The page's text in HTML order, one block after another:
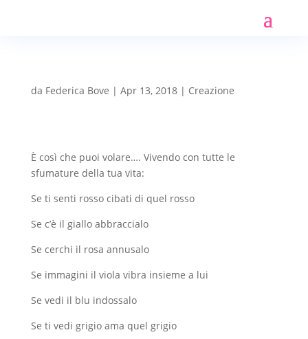
da Federica Bove | Apr 13, 2018| Creazione
È così che puoi volare…. Vivendo con tutte le
sfumature della tua vita:
Se ti senti rosso cibati di quel rosso
Se c’è il giallo abbraccialo
Se cerchi il rosa annusalo
Se immagini il viola vibra insieme a lui
Se vedi il blu indossalo
Se ti vedi grigio ama quel grigio